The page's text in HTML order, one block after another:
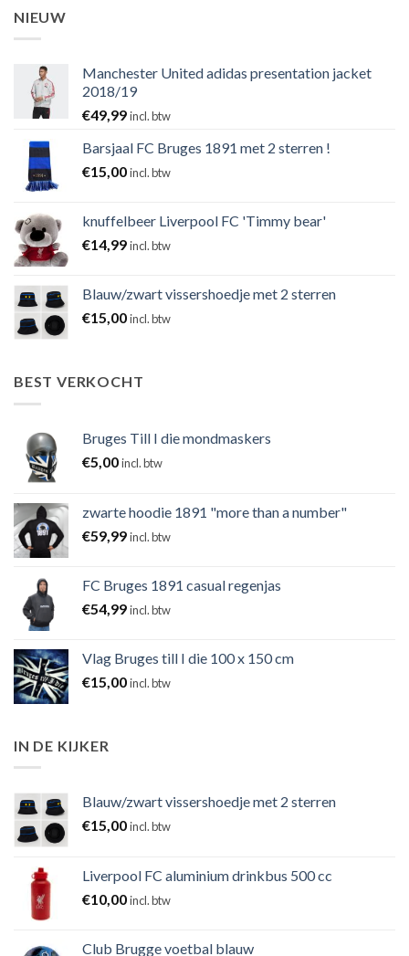
NIEUW
Manchester United adidas presentation jacket
2018/19
€49,99incl. btw
Barsjaal FC Bruges 1891 met 2 sterren !
€15,00incl. btw
knuffelbeer Liverpool FC 'Timmy bear'
€14,99incl. btw
Blauw/zwart vissershoedje met 2 sterren
€15,00incl. btw
BEST VERKOCHT
Bruges Till I die mondmaskers
€5,00incl. btw
zwarte hoodie 1891 "more than a number"
€59,99incl. btw
FC Bruges 1891 casual regenjas
€54,99incl. btw
Vlag Bruges till I die 100 x 150 cm
€15,00incl. btw
IN DE KIJKER
Blauw/zwart vissershoedje met 2 sterren
€15,00incl. btw
Liverpool FC aluminium drinkbus 500 cc
€10,00incl. btw
Club Brugge voetbal blauw